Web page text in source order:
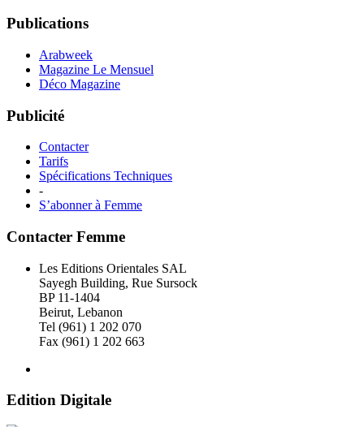
Publications
Arabweek
Magazine Le Mensuel
Déco Magazine
Publicité
Contacter
Tarifs
Spécifications Techniques
-
S’abonner à Femme
Contacter Femme
Les Editions Orientales SAL
Sayegh Building, Rue Sursock
BP 11-1404
Beirut, Lebanon
Tel (961) 1 202 070
Fax (961) 1 202 663
Edition Digitale